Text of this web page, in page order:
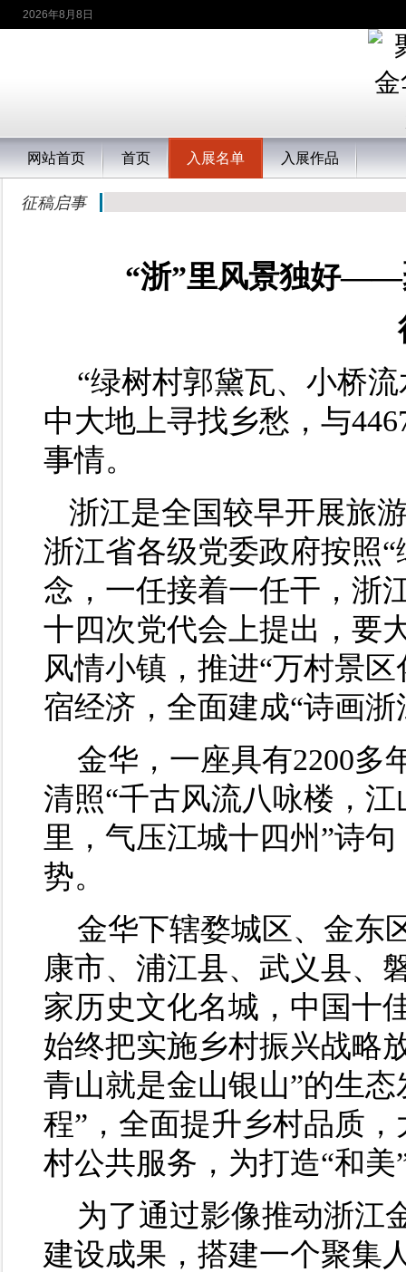
2026年8月8日
网站首页 首页 入展名单 入展作品
征稿启事
“浙”里风景独好——
“绿树村郭黛瓦、小桥
中大地上寻找乡愁，与
事情。
浙江是全国较早开展旅
浙江省各级党委政府按照
念，一任接着一任干，浙
十四次党代会上提出，要
风情小镇，推进“万村景
宿经济，全面建成“诗画
金华，一座具有2200多
清照“千古风流八咏楼，
里，气压江城十四州”诗
势。
金华下辖婺城区、金东
康市、浦江县、武义县、
家历史文化名城，中国十
始终把实施乡村振兴战略
青山就是金山银山”的生
程”，全面提升乡村品质
村公共服务，为打造“和
为了通过影像推动浙江
建设成果，搭建一个聚集